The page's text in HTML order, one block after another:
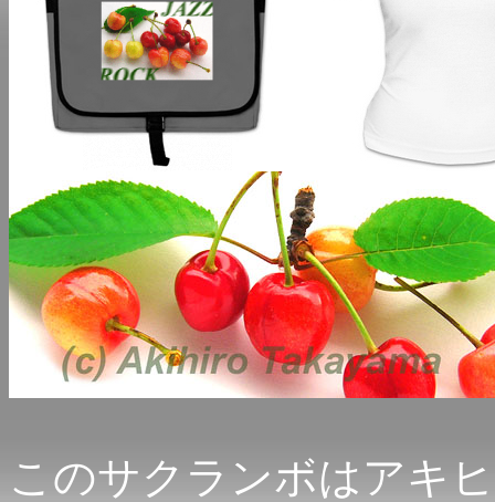
このサクランボはアキ